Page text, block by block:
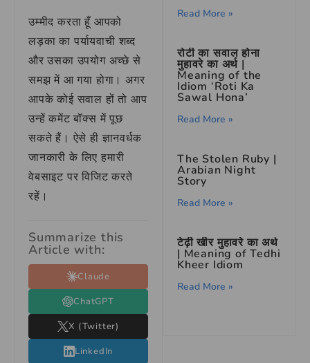
उम्मीद करता हूँ आपको
लड़का का पर्यायवाची शब्द
और उसका उपयोग अच्छे से
समझ में आ गया होगा। अगर
आपके कोई सवाल हों तो आप
उन्हें कमेंट बॉक्स में पूछ
सकते हैं। ऐसे ही ज्ञानवर्धक
जानकारी के लिए हमारी
वेबसाइट पर विजिट करते
रहें।
Summarize this
Article with:
Claude
ChatGPT
X (Twitter)
LinkedIn
Read More »
रोटी का सवाल होना
मुहावरे का अर्थ |
Meaning of the
Idiom ‘Roti Ka
Sawal Hona’
Read More »
The Stolen Ruby |
Arabian Night
Story
Read More »
टेढ़ी खीर मुहावरे का अर्थ
| Meaning of Tedhi
Kheer Idiom
Read More »